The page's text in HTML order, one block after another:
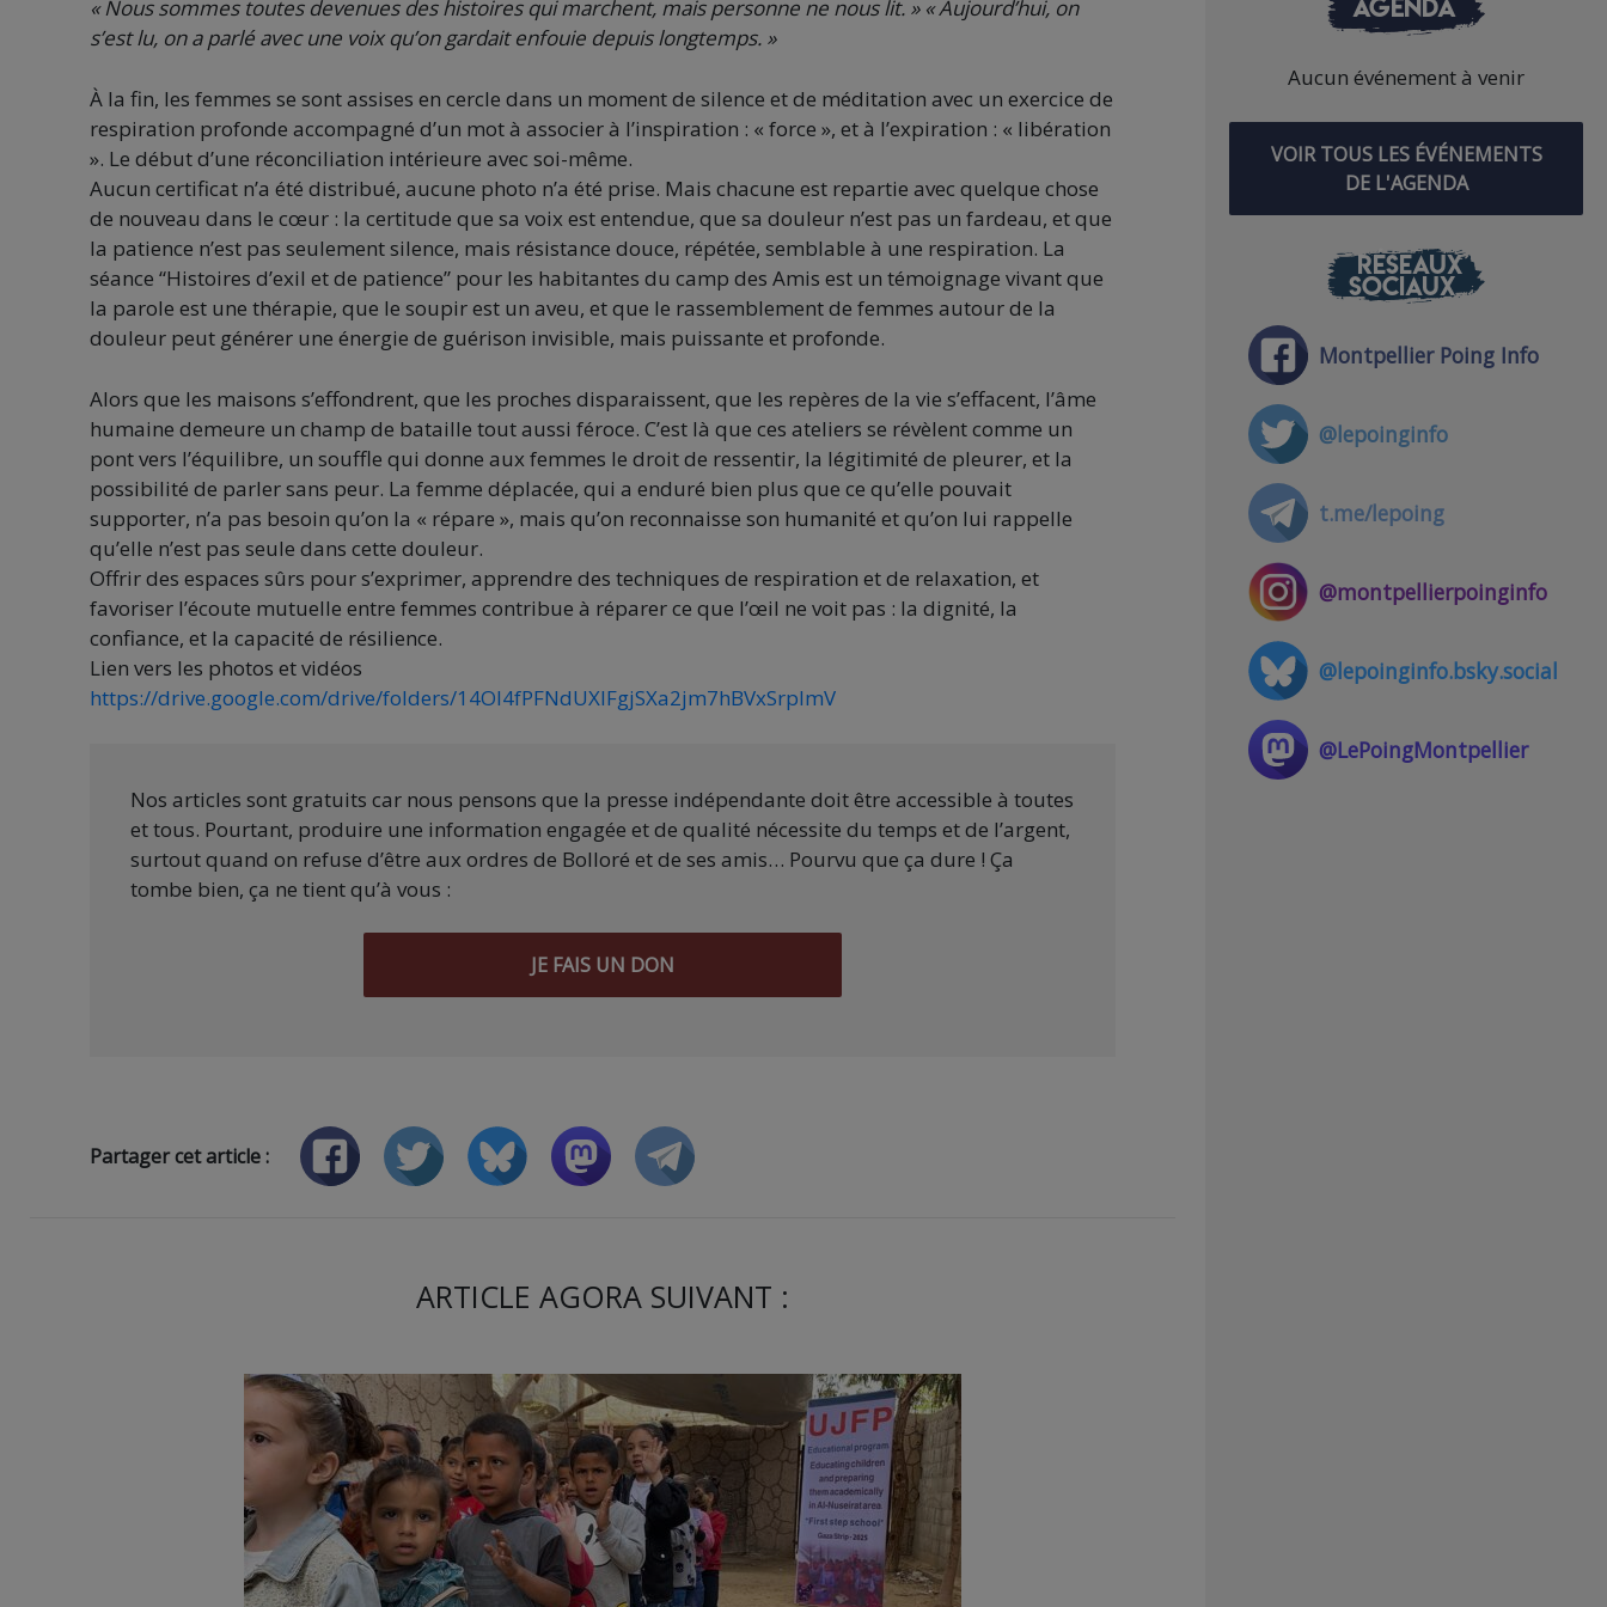
« Nous sommes toutes devenues des histoires qui marchent, mais personne ne nous lit. » « Aujourd’hui, on
s’est lu, on a parlé avec une voix qu’on gardait enfouie depuis longtemps. »
À la fin, les femmes se sont assises en cercle dans un moment de silence et de méditation avec un exercice de
respiration profonde accompagné d’un mot à associer à l’inspiration : « force », et à l’expiration : « libération
». Le début d’une réconciliation intérieure avec soi-même.
Aucun certificat n’a été distribué, aucune photo n’a été prise. Mais chacune est repartie avec quelque chose
de nouveau dans le cœur : la certitude que sa voix est entendue, que sa douleur n’est pas un fardeau, et que
la patience n’est pas seulement silence, mais résistance douce, répétée, semblable à une respiration. La
séance “Histoires d’exil et de patience” pour les habitantes du camp des Amis est un témoignage vivant que
la parole est une thérapie, que le soupir est un aveu, et que le rassemblement de femmes autour de la
douleur peut générer une énergie de guérison invisible, mais puissante et profonde.
Alors que les maisons s’effondrent, que les proches disparaissent, que les repères de la vie s’effacent, l’âme
humaine demeure un champ de bataille tout aussi féroce. C’est là que ces ateliers se révèlent comme un
pont vers l’équilibre, un souffle qui donne aux femmes le droit de ressentir, la légitimité de pleurer, et la
possibilité de parler sans peur. La femme déplacée, qui a enduré bien plus que ce qu’elle pouvait
supporter, n’a pas besoin qu’on la « répare », mais qu’on reconnaisse son humanité et qu’on lui rappelle
qu’elle n’est pas seule dans cette douleur.
Offrir des espaces sûrs pour s’exprimer, apprendre des techniques de respiration et de relaxation, et
favoriser l’écoute mutuelle entre femmes contribue à réparer ce que l’œil ne voit pas : la dignité, la
confiance, et la capacité de résilience.
Lien vers les photos et vidéos
https://drive.google.com/drive/folders/14OI4fPFNdUXlFgjSXa2jm7hBVxSrplmV
Nos articles sont gratuits car nous pensons que la presse indépendante doit être accessible à toutes
et tous. Pourtant, produire une information engagée et de qualité nécessite du temps et de l’argent,
surtout quand on refuse d’être aux ordres de Bolloré et de ses amis… Pourvu que ça dure ! Ça
tombe bien, ça ne tient qu’à vous :
JE FAIS UN DON
Partager cet article :
ARTICLE AGORA SUIVANT :
Aucun événement à venir
VOIR TOUS LES ÉVÉNEMENTS
DE L'AGENDA
RÉSEAUX
SOCIAUX
Montpellier Poing Info
@lepoinginfo
t.me/lepoing
@montpellierpoinginfo
@lepoinginfo.bsky.social
@LePoingMontpellier